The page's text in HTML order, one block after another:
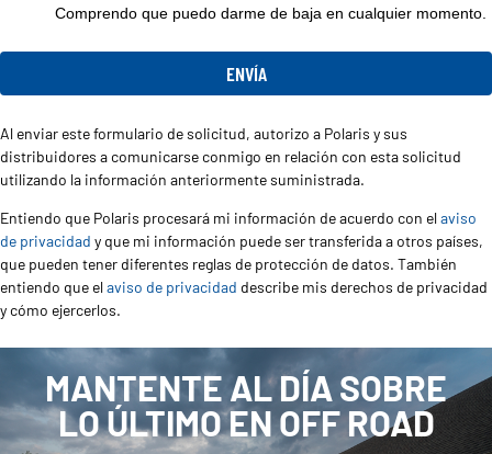
Comprendo que puedo darme de baja en cualquier momento.
Al enviar este formulario de solicitud, autorizo a Polaris y sus
distribuidores a comunicarse conmigo en relación con esta solicitud
utilizando la información anteriormente suministrada.
Entiendo que Polaris procesará mi información de acuerdo con elaviso
de privacidad y que mi información puede ser transferida a otros países,
que pueden tener diferentes reglas de protección de datos. También
entiendo que elaviso de privacidad describe mis derechos de privacidad
y cómo ejercerlos.
MANTENTE AL DÍA SOBRE
LO ÚLTIMO EN OFF ROAD